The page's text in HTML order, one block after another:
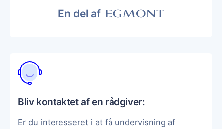
En del af
Bliv kontaktet af en rådgiver:
Er du interesseret i at få undervisning af